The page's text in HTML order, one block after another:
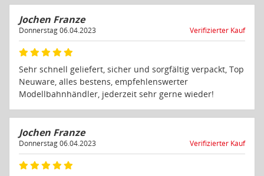
dass die Datenschutzvorgaben der EU auch bei der
Verarbeitung von Daten in den USA eingehalten werden.
Sie können die Cookie-Einwilligung jederzeit links unten
idee+spiel Betriebs-GmbH
Jochen Franze
Donnerstag 06.04.2023 Verifizierter Kauf
Sehr schnell geliefert, sicher und sorgfältig verpackt, Top
Neuware, alles bestens, empfehlenswerter
Modellbahnhändler, jederzeit sehr gerne wieder!
Jochen Franze
Donnerstag 06.04.2023 Verifizierter Kauf